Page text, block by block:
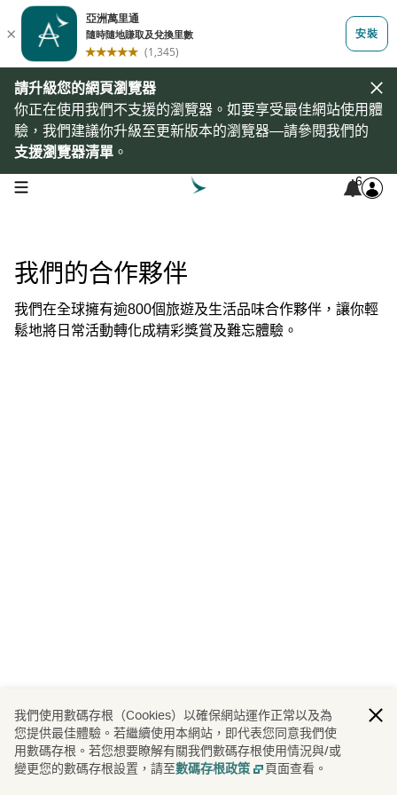
請升級您的網頁瀏覽器
你正在使用我們不支援的瀏覽器。如要享受最佳網站使用體
驗，我們建議你升級至更新版本的瀏覽器—請參閱我們的
支援瀏覽器清單 。
open navigation menu 6
我們的合作夥伴
我們在全球擁有逾800個旅遊及生活品味合作夥伴，讓你輕
鬆地將日常活動轉化成精彩獎賞及難忘體驗。
我們使用數碼存根（Cookies）以確保網站運作正常以及為
您提供最佳體驗。若繼續使用本網站，即代表您同意我們使
用數碼存根。若您想要瞭解有關我們數碼存根使用情況與/或
變更您的數碼存根設置，請至數碼存根政策 頁面查看。